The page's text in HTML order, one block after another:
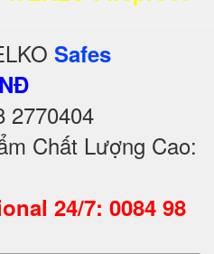
Safes
2770404
Chất Lượng Cao:
24/7: 0084 98